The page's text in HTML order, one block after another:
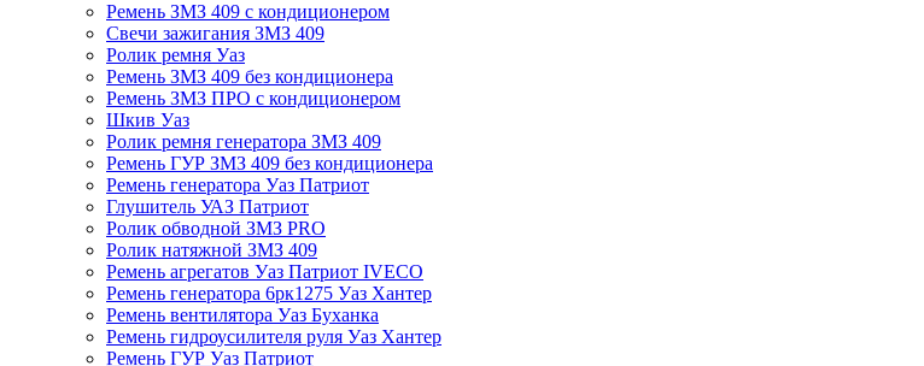
Ремень ЗМЗ 409 с кондиционером
Свечи зажигания ЗМЗ 409
Ролик ремня Уаз
Ремень ЗМЗ 409 без кондиционера
Ремень ЗМЗ ПРО с кондиционером
Шкив Уаз
Ролик ремня генератора ЗМЗ 409
Ремень ГУР ЗМЗ 409 без кондиционера
Ремень генератора Уаз Патриот
Глушитель УАЗ Патриот
Ролик обводной ЗМЗ PRO
Ролик натяжной ЗМЗ 409
Ремень агрегатов Уаз Патриот IVECO
Ремень генератора 6рк1275 Уаз Хантер
Ремень вентилятора Уаз Буханка
Ремень гидроусилителя руля Уаз Хантер
Ремень ГУР Уаз Патриот